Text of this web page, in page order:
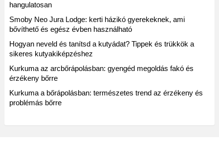
hangulatosan
Smoby Neo Jura Lodge: kerti házikó gyerekeknek, ami
bővíthető és egész évben használható
Hogyan neveld és tanítsd a kutyádat? Tippek és trükkök a
sikeres kutyakiképzéshez
Kurkuma az arcbőrápolásban: gyengéd megoldás fakó és
érzékeny bőrre
Kurkuma a bőrápolásban: természetes trend az érzékeny és
problémás bőrre